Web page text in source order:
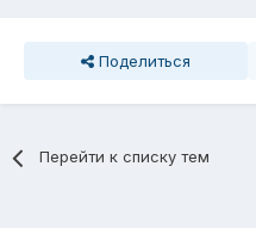
Поделиться
Перейти к списку тем